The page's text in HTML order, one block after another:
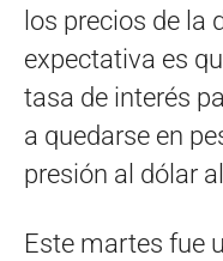
los precios de la
expectativa es
tasa de interés
a quedarse en
presión al dólar
Este martes fue